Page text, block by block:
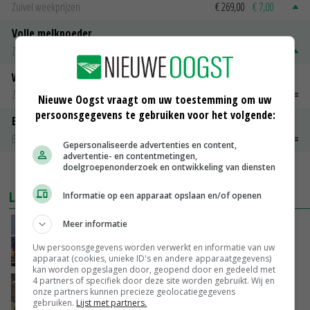
Zuivel weekprijzen € 269,00 € 7,00
Volle melkpoeder
Zuivel weekprijzen
Weipoeder
Zuivel weekprijzen
€ 134,00 € 0,00
Boeren Gouda 12 kg
Boerenkaas
€ 6,05
MEER MARKTPRIJZEN
LAATSTE NIEUWS
China scherpt importeisen voor pootgoed aan
vanwege zebrachipbacterie
GISTEREN, 16:25
BBB vraagt minister om langer mest uit te
rijden
Nieuwe Oogst vraagt om uw toestemming om uw
persoonsgegevens te gebruiken voor het volgende:
Gepersonaliseerde advertenties en content,
advertentie- en contentmetingen,
doelgroepenonderzoek en ontwikkeling van diensten
Informatie op een apparaat opslaan en/of openen
Meer informatie
Uw persoonsgegevens worden verwerkt en informatie van uw
apparaat (cookies, unieke ID's en andere apparaatgegevens)
kan worden opgeslagen door, geopend door en gedeeld met
4 partners of specifiek door deze site worden gebruikt. Wij en
onze partners kunnen precieze geolocatiegegevens
gebruiken. Lijst met partners.